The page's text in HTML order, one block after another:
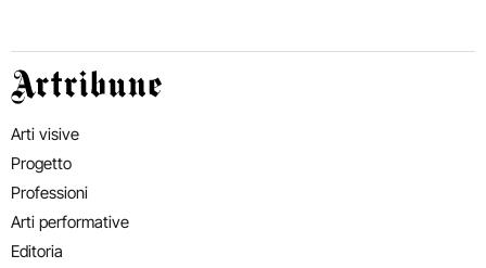
Artribune
Arti visive
Progetto
Professioni
Arti performative
Editoria